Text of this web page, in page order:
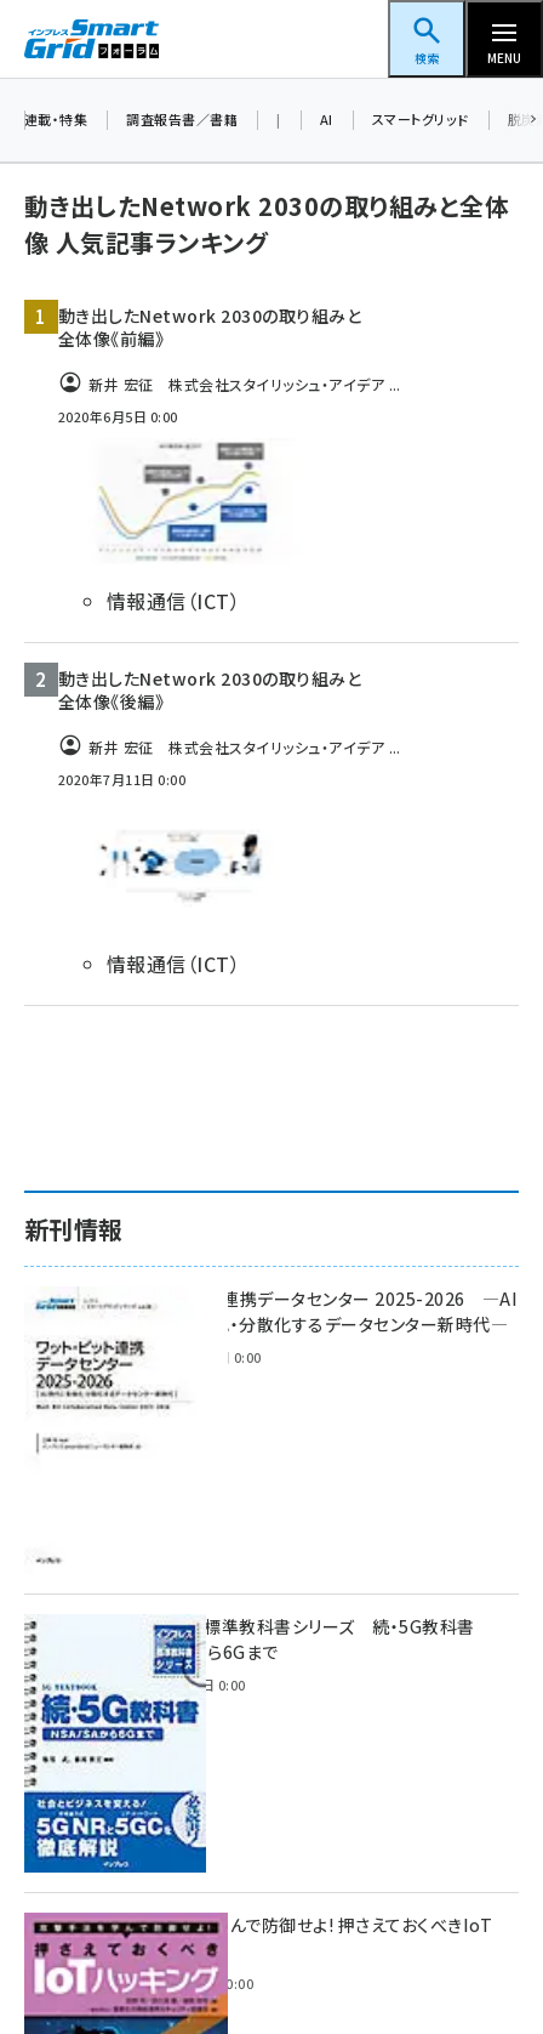
ン
スマートグリッドフォーラム
検索 MENU
新井 (365)
新井宏征 (301)
ngn (285)
大串 (226)
aitras (192)
タンデム (154)
連載・特集 調査報告書／書籍 | AI スマートグリッド 脱炭
動き出したNetwork 2030の取り組みと全体
像 人気記事ランキング
動き出したNetwork 2030の取り組みと
全体像《前編》
新井 宏征 株式会社スタイリッシュ・アイデア ...
2020年6月5日 0:00
情報通信（ICT）
動き出したNetwork 2030の取り組みと
全体像《後編》
新井 宏征 株式会社スタイリッシュ・アイデア ...
2020年7月11日 0:00
情報通信（ICT）
新刊情報
ワット・ビット連携データセンター 2025-2026 ―AI
時代に多様化・分散化するデータセンター新時代―
2025年11月28日 0:00
インプレス標準教科書シリーズ 続・5G教科書
NSA/SAから6Gまで
2023年4月3日 0:00
攻撃手法を学んで防御せよ! 押さえておくべきIoT
ハッキング
2022年6月14日 0:00